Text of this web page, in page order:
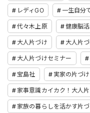
レディGO 一生自分
代々木上原 健康脳活
大人片づけ 大人片
大人片づけセミナー
宝島社 実家の片づけ
家事意識カイカク！大人
家族の暮らしを活かす片